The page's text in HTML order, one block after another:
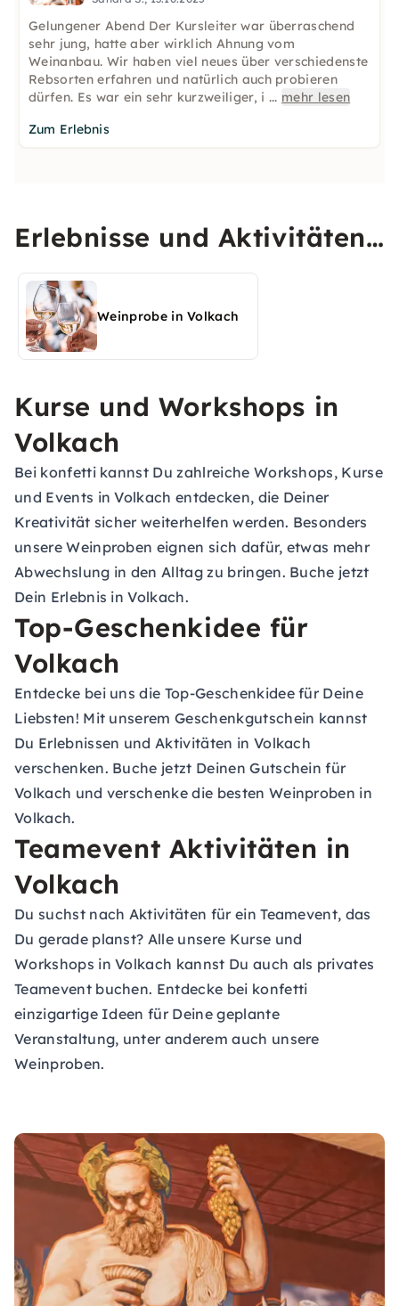
Gelungener Abend Der Kursleiter war überraschend
sehr jung, hatte aber wirklich Ahnung vom
Weinanbau. Wir haben viel neues über verschiedenste
Rebsorten erfahren und natürlich auch probieren
dürfen. Es war ein sehr kurzweiliger, i ... mehr lesen
Zum Erlebnis
Erlebnisse und Aktivitäten
in Volkach entdecken
Weinprobe in Volkach
Kurse und Workshops in
Volkach
Bei konfetti kannst Du zahlreiche Workshops, Kurse
und Events in Volkach entdecken, die Deiner
Kreativität sicher weiterhelfen werden. Besonders
unsere Weinproben eignen sich dafür, etwas mehr
Abwechslung in den Alltag zu bringen. Buche jetzt
Dein Erlebnis in Volkach.
Top-Geschenkidee für
Volkach
Entdecke bei uns die Top-Geschenkidee für Deine
Liebsten! Mit unserem Geschenkgutschein kannst
Du Erlebnissen und Aktivitäten in Volkach
verschenken. Buche jetzt Deinen Gutschein für
Volkach und verschenke die besten Weinproben in
Volkach.
Teamevent Aktivitäten in
Volkach
Du suchst nach Aktivitäten für ein Teamevent, das
Du gerade planst? Alle unsere Kurse und
Workshops in Volkach kannst Du auch als privates
Teamevent buchen. Entdecke bei konfetti
einzigartige Ideen für Deine geplante
Veranstaltung, unter anderem auch unsere
Weinproben.